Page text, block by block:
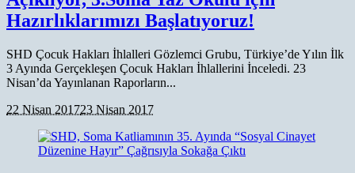
Hazırlıklarımızı Başlatıyoruz!
SHD Çocuk Hakları İhlalleri Gözlemci Grubu, Türkiye’de Yılın İlk
3 Ayında Gerçekleşen Çocuk Hakları İhlallerini İnceledi. 23
Nisan’da Yayınlanan Raporların...
22 Nisan 201723 Nisan 2017